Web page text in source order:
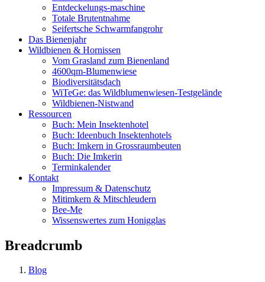
Entdeckelungs-maschine
Totale Brutentnahme
Seifertsche Schwarmfangrohr
Das Bienenjahr
Wildbienen & Hornissen
Vom Grasland zum Bienenland
4600qm-Blumenwiese
Biodiversitätsdach
WiTeGe: das Wildblumenwiesen-Testgelände
Wildbienen-Nistwand
Ressourcen
Buch: Mein Insektenhotel
Buch: Ideenbuch Insektenhotels
Buch: Imkern in Grossraumbeuten
Buch: Die Imkerin
Terminkalender
Kontakt
Impressum & Datenschutz
Mitimkern & Mitschleudern
Bee-Me
Wissenswertes zum Honigglas
Breadcrumb
Blog